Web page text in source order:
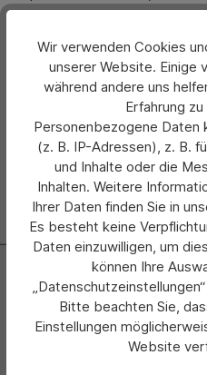
Bewertungen
Hersteller
Abonnieren Sie jetzt
erscheinenden Newsletter
über neue Produkte
Wir verwenden Cookies
unserer Website. Einige
während andere uns
Erfahrung
Personenbezogene Daten
(z. B. IP-Adressen), z. B.
und Inhalte oder die
Inhalten. Weitere
Ihrer Daten finden Sie in
Es besteht keine
Daten einzuwilligen, um
können Ihre
Bitte beachten Sie,
Einstellungen
Website